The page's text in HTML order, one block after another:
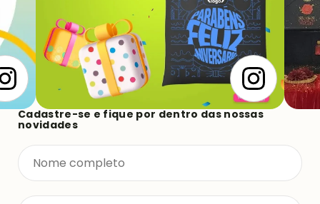
Cadastre-se e fique por dentro das nossas
novidades